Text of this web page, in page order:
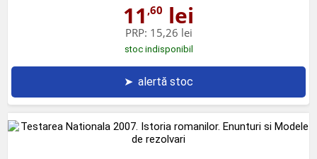
11 ,60 lei
PRP: 15,26 lei
stoc indisponibil
➤ alertă stoc